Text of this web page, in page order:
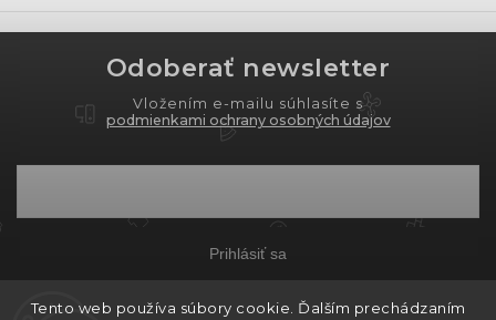
Tento web používa súbory cookie. Ďalším prechádzaním
Odoberať newsletter
Vložením e-mailu súhlasíte s
podmienkami ochrany osobných údajov
Prihlásiť sa